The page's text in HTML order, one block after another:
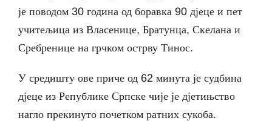
је поводом 30 година од боравка 90 дјеце и пет
учитељица из Власенице, Братунца, Скелана и
Сребренице на грчком острву Тинос.
У средишту ове приче од 62 минута је судбина
дјеце из Републике Српске чије је дјетињство
нагло прекинуто почетком ратних сукоба.